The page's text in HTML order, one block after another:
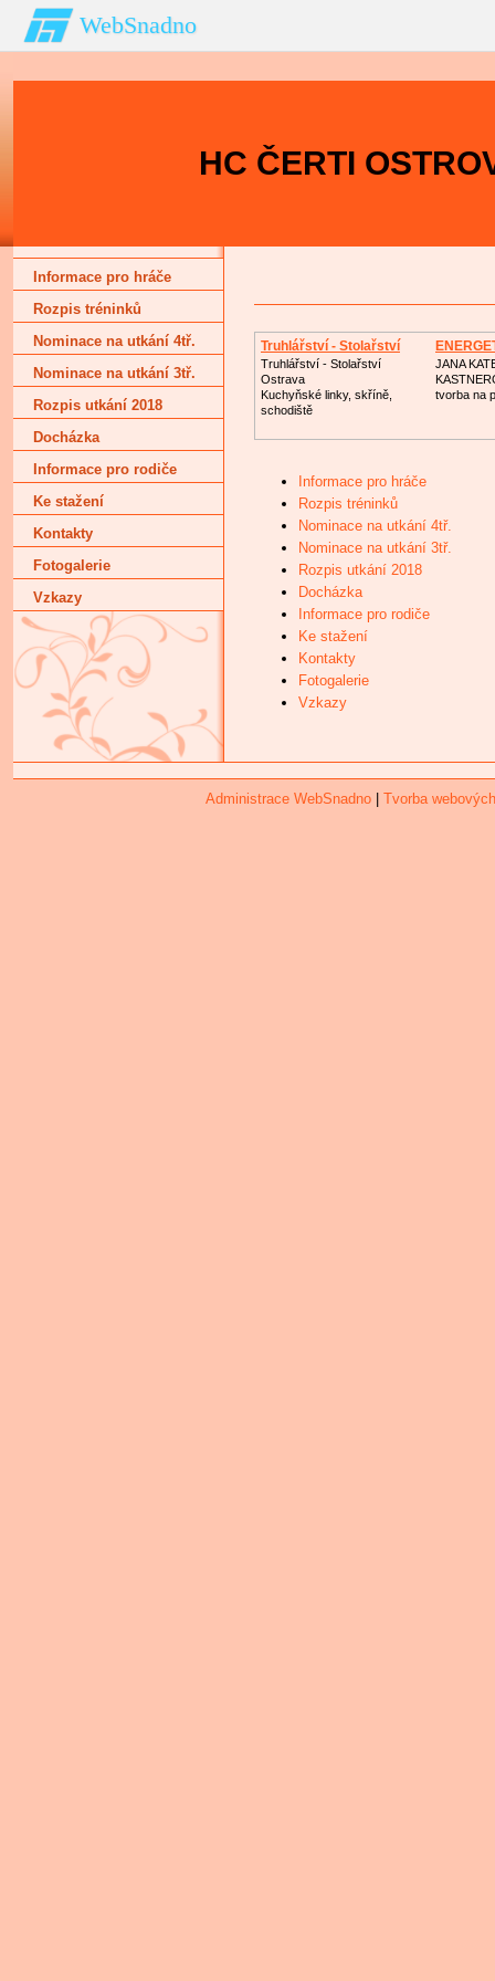
WebSnadno
HC ČERTI
Truhlářství - Stolařství
Truhlářství - Stolařství
Ostrava
Kuchyňské linky, skříně,
schodiště
JANA
tvorba na
Informace pro hráče
Rozpis tréninků
Nominace na utkání 4tř.
Nominace na utkání 3tř.
Rozpis utkání 2018
Docházka
Informace pro rodiče
Ke stažení
Kontakty
Fotogalerie
Vzkazy
Informace pro hráče
Rozpis tréninků
Nominace na utkání 4tř.
Nominace na utkání 3tř.
Rozpis utkání 2018
Docházka
Informace pro rodiče
Ke stažení
Kontakty
Fotogalerie
Vzkazy
Administrace WebSnadno| Tvorba